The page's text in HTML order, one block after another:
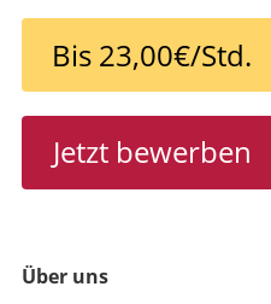
Bis 23,00€/Std.
Jetzt bewerben
Über uns